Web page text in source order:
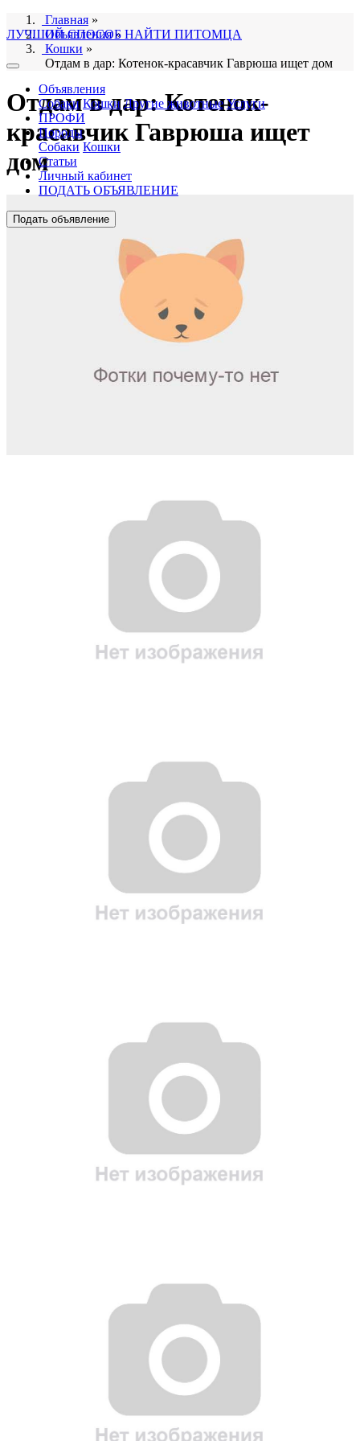
ЛУЧШИЙ СПОСОБ НАЙТИ ПИТОМЦА
Объявления
Собаки Кошки Другие животные Услуги
ПРОФИ
Породы
Собаки Кошки
Статьи
Личный кабинет
ПОДАТЬ ОБЪЯВЛЕНИЕ
Подать объявление
Главная »
Объявления»
Кошки »
Отдам в дар: Котенок-красавчик Гаврюша ищет дом
Отдам в дар: Котенок-
красавчик Гаврюша ищет
дом